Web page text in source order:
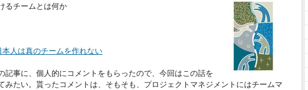
るチームとは何か
本人は真のチームを作れない
記事に、個人的にコメントをもらったので、今回はこの話を
みたい。貰ったコメントは、そもそも、プロジェクトマネジメントにはチームマ